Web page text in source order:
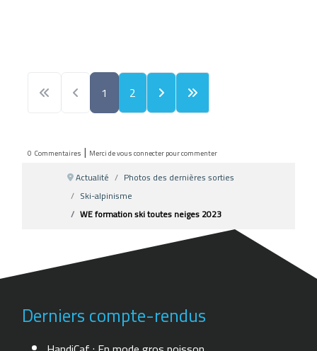
1 2
0 Commentaires | Merci de vous connecter pour commenter
Actualité
Photos des dernières sorties
Ski-alpinisme
WE formation ski toutes neiges 2023
Derniers compte-rendus